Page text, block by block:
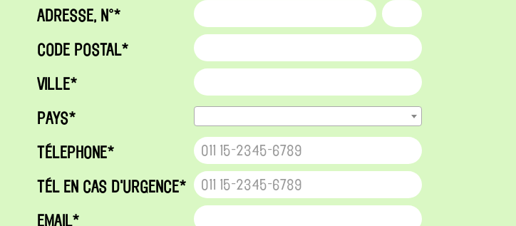
ADRESSE, N°*
CODE POSTAL*
VILLE*
PAYS*
TÉLEPHONE*
TÉL EN CAS D'URGENCE*
EMAIL*